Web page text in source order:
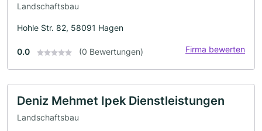
Landschaftsbau
Hohle Str. 82, 58091 Hagen
0.0 (0 Bewertungen) Firma bewerten
Deniz Mehmet Ipek Dienstleistungen
Landschaftsbau